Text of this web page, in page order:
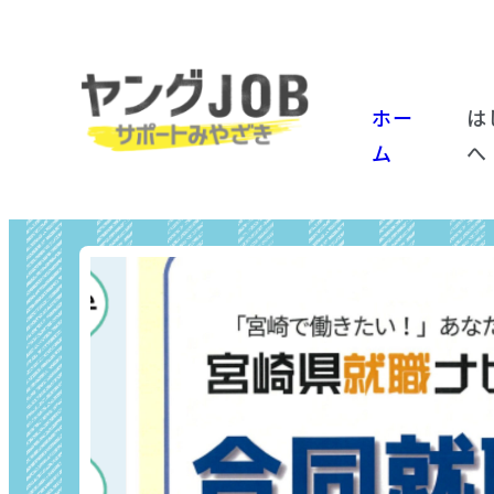
ホー
ム
へ